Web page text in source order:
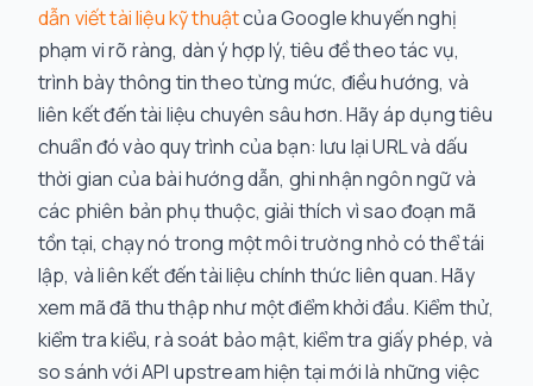
dẫn viết tài liệu kỹ thuậtcủa Google khuyến nghị
phạm vi rõ ràng, dàn ý hợp lý, tiêu đề theo tác vụ,
trình bày thông tin theo từng mức, điều hướng, và
liên kết đến tài liệu chuyên sâu hơn. Hãy áp dụng tiêu
chuẩn đó vào quy trình của bạn: lưu lại URL và dấu
thời gian của bài hướng dẫn, ghi nhận ngôn ngữ và
các phiên bản phụ thuộc, giải thích vì sao đoạn mã
tồn tại, chạy nó trong một môi trường nhỏ có thể tái
lập, và liên kết đến tài liệu chính thức liên quan. Hãy
xem mã đã thu thập như một điểm khởi đầu. Kiểm thử,
kiểm tra kiểu, rà soát bảo mật, kiểm tra giấy phép, và
so sánh với API upstream hiện tại mới là những việc